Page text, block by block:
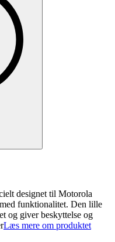
designet til Motorola
funktionalitet. Den lille
og giver beskyttelse og
Læs mere om produktet